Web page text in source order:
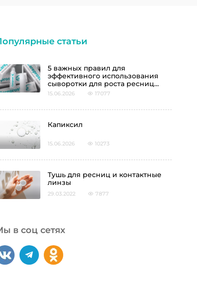
статьи
5 важных правил для
эффективного использования
сыворотки для роста ресниц
Careprost
15.06.2026 17077
Капиксил
15.06.2026 10273
Тушь для ресниц и контактные
линзы
29.03.2022 7877
в соц сетях